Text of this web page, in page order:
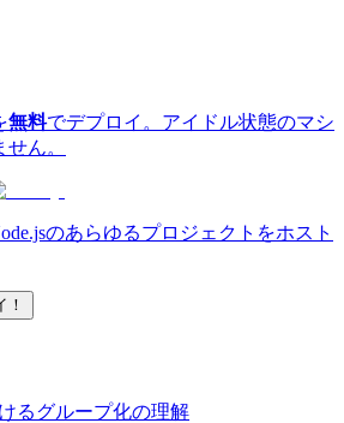
無料でデプロイ。アイドル状態のマシ
ん。
のあらゆるプロジェクトをホスト
！
るグループ化の理解